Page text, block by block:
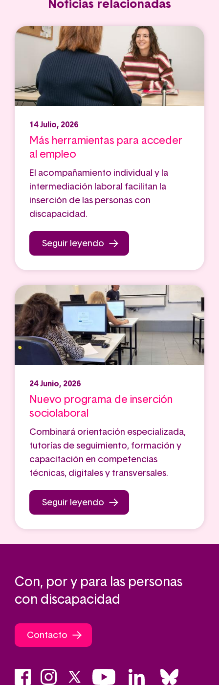
Noticias relacionadas
14 Julio, 2026
Más herramientas para acceder
al empleo
El acompañamiento individual y la
intermediación laboral facilitan la
inserción de las personas con
discapacidad.
Seguir leyendo
24 Junio, 2026
Nuevo programa de inserción
sociolaboral
Combinará orientación especializada,
tutorías de seguimiento, formación y
capacitación en competencias
técnicas, digitales y transversales.
Seguir leyendo
Con, por y para las personas
con discapacidad
Contacto